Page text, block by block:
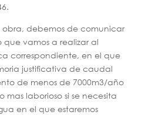
debemos de comunicar
vamos a realizar al
correspondiente, en el que
justificativa de caudal
de menos de 7000m3/año
laborioso si se necesita
en el que estaremos